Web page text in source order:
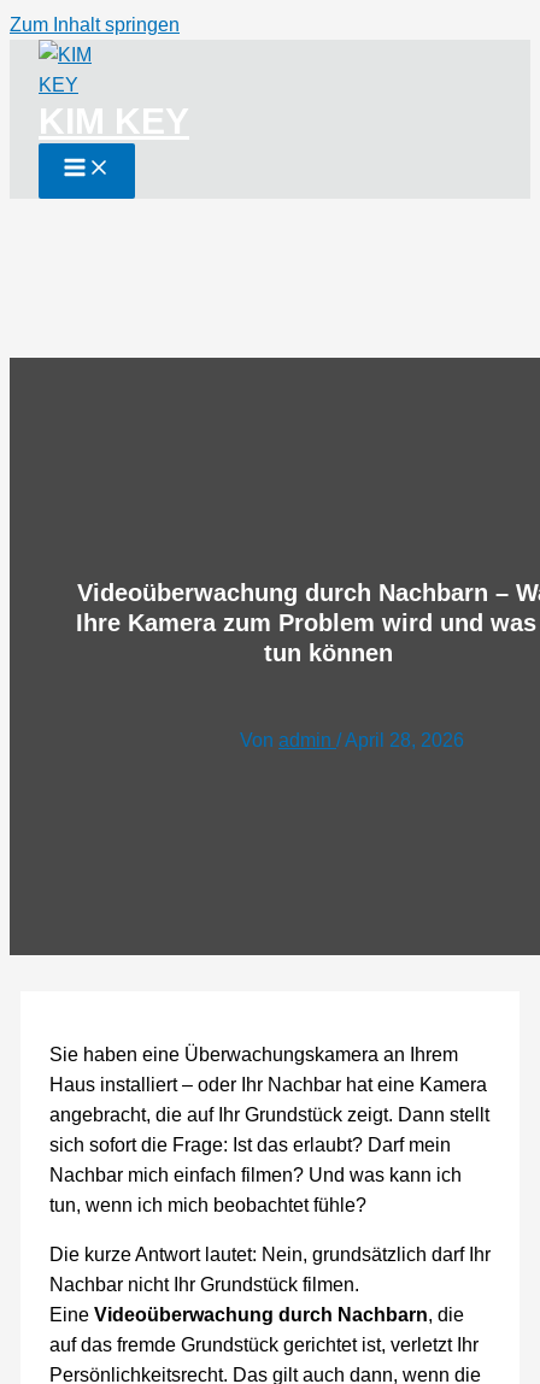
Zum Inhalt springen
KIM KEY
Videoüberwachung durch Nachbarn –
Ihre Kamera zum Problem wird und
tun können
Von admin /April 28, 2026
Sie haben eine Überwachungskamera an Ihrem
Haus installiert – oder Ihr Nachbar hat eine Kamera
angebracht, die auf Ihr Grundstück zeigt. Dann stellt
sich sofort die Frage: Ist das erlaubt? Darf mein
Nachbar mich einfach filmen? Und was kann ich
tun, wenn ich mich beobachtet fühle?
Die kurze Antwort lautet: Nein, grundsätzlich darf Ihr
Nachbar nicht Ihr Grundstück filmen.
Eine Videoüberwachung durch Nachbarn, die
auf das fremde Grundstück gerichtet ist, verletzt Ihr
Persönlichkeitsrecht. Das gilt auch dann, wenn die